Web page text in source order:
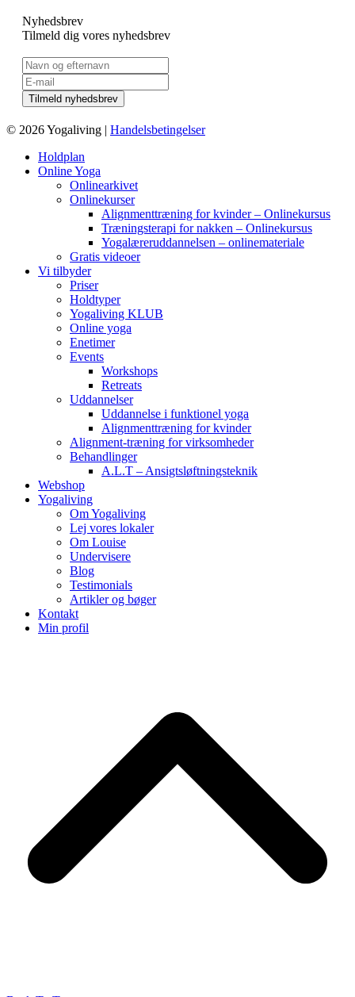
Nyhedsbrev
Tilmeld dig vores nyhedsbrev
© 2026 Yogaliving | Handelsbetingelser
Holdplan
Online Yoga
Onlinearkivet
Onlinekurser
Alignmenttræning for kvinder – Onlinekursus
Træningsterapi for nakken – Onlinekursus
Yogalæreruddannelsen – onlinemateriale
Gratis videoer
Vi tilbyder
Priser
Holdtyper
Yogaliving KLUB
Online yoga
Enetimer
Events
Workshops
Retreats
Uddannelser
Uddannelse i funktionel yoga
Alignmenttræning for kvinder
Alignment-træning for virksomheder
Behandlinger
A.L.T – Ansigtsløftningsteknik
Webshop
Yogaliving
Om Yogaliving
Lej vores lokaler
Om Louise
Undervisere
Blog
Testimonials
Artikler og bøger
Kontakt
Min profil